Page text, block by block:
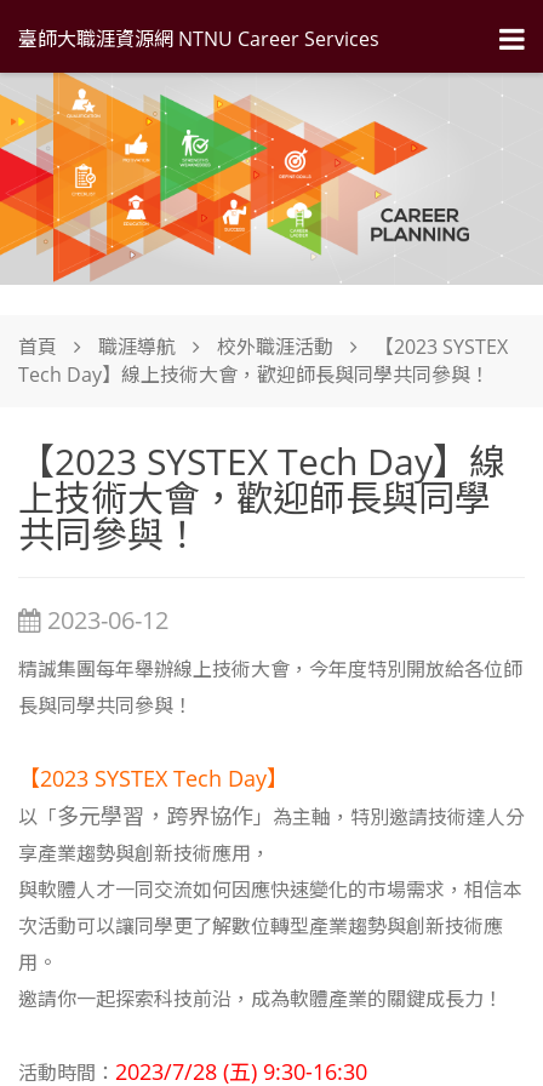
臺師大職涯資源網 NTNU Career Services
首頁 職涯導航 校外職涯活動
【2023 SYSTEX
Tech Day】線上技術大會，歡迎師長與同學共同參與！
【2023 SYSTEX Tech Day】線
上技術大會，歡迎師長與同學
共同參與！
2023-06-12
精誠集團每年舉辦線上技術大會，今年度特別開放給各位師
長與同學共同參與！
【2023 SYSTEX Tech Day】
以「多元學習，跨界協作」為主軸，特別邀請技術達人分
享產業趨勢與創新技術應用，
與軟體人才一同交流如何因應快速變化的市場需求，相信本
次活動可以讓同學更了解數位轉型產業趨勢與創新技術應
用。
邀請你一起探索科技前沿，成為軟體產業的關鍵成長力！
活動時間： 2023/7/28 (五) 9:30-16:30